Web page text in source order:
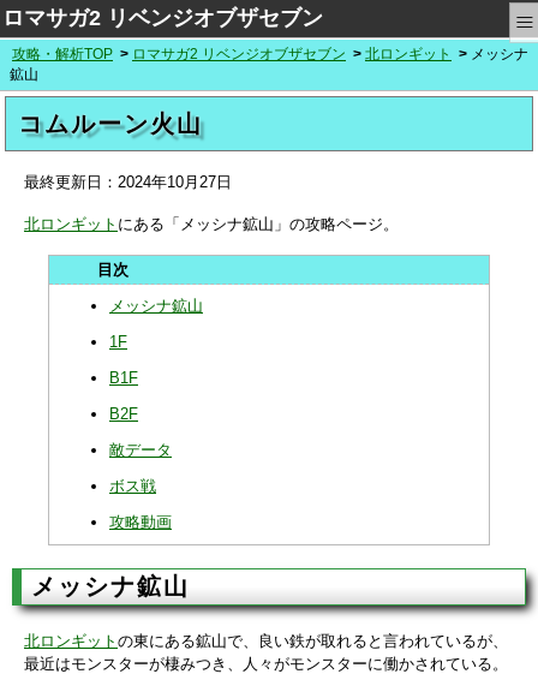
ロマサガ2 リベンジオブザセブン ≡
攻略・解析TOP ロマサガ2 リベンジオブザセブン 北ロンギット
メッシナ
鉱山
コムルーン火山
最終更新日： 2024年10月27日
北ロンギット にある「メッシナ鉱山」の攻略ページ。
メッシナ鉱山
1F
B1F
B2F
敵データ
ボス戦
攻略動画
メッシナ鉱山
北ロンギット の東にある鉱山で、良い鉄が取れると言われているが、
最近はモンスターが棲みつき、人々がモンスターに働かされている。